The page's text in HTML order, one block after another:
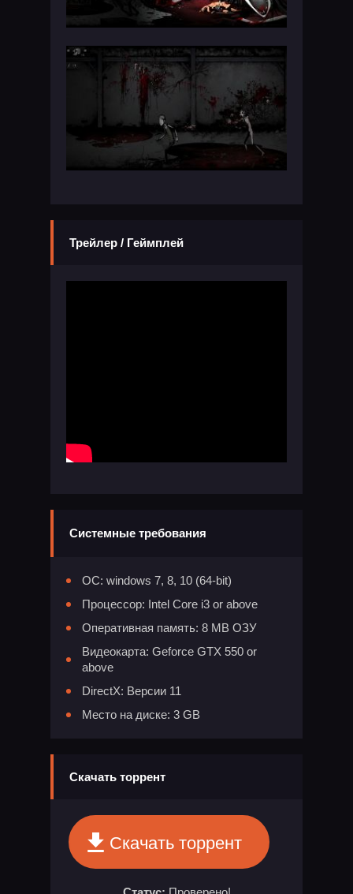
Трейлер / Геймплей
Системные требования
ОС: windows 7, 8, 10 (64-bit)
Процессор: Intel Core i3 or above
Оперативная память: 8 MB ОЗУ
Видеокарта: Geforce GTX 550 or
above
DirectX: Версии 11
Место на диске: 3 GB
Скачать торрент
Скачать торрент